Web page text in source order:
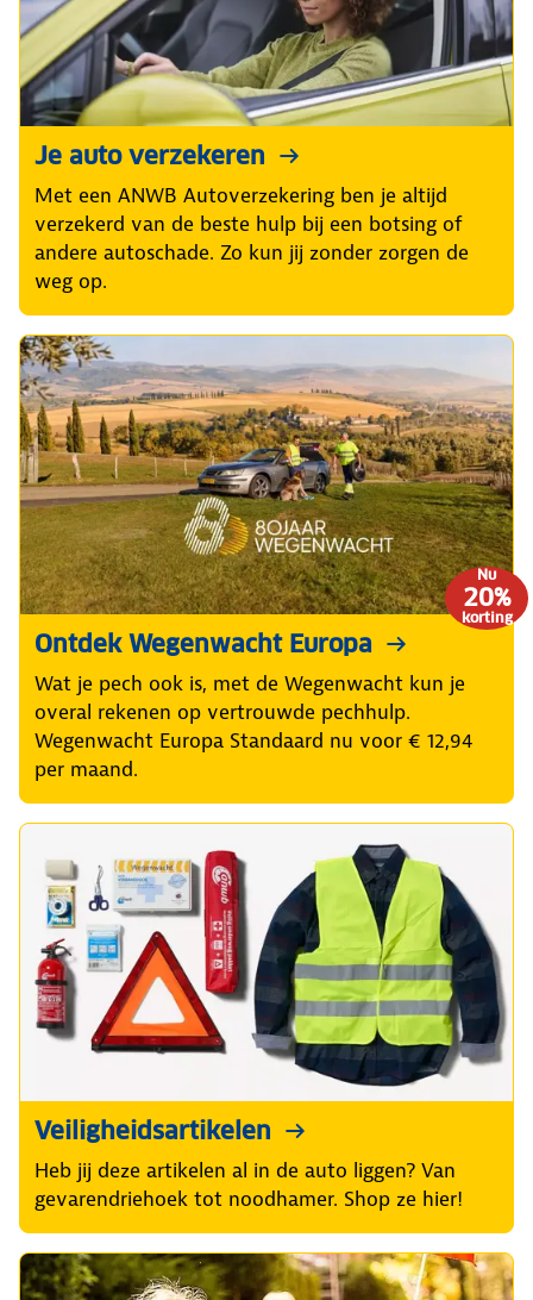
Je auto verzekeren
Met een ANWB Autoverzekering ben je altijd
verzekerd van de beste hulp bij een botsing of
andere autoschade. Zo kun jij zonder zorgen de
weg op.
Nu
20%
korting
Ontdek Wegenwacht Europa
Wat je pech ook is, met de Wegenwacht kun je
overal rekenen op vertrouwde pechhulp.
Wegenwacht Europa Standaard nu voor € 12,94
per maand.
Veiligheidsartikelen
Heb jij deze artikelen al in de auto liggen? Van
gevarendriehoek tot noodhamer. Shop ze hier!